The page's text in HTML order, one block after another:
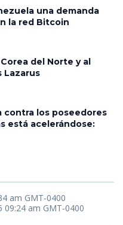
una demanda
la red Bitcoin
del Norte y al
Lazarus
contra los poseedores
está acelerándose:
am GMT-0400
09:24 am GMT-0400